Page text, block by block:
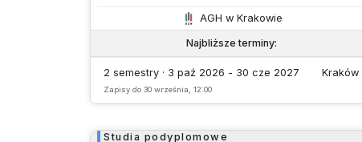
audytowania i kontroli systemów
bezpieczeństwarozwój praktycznych
umiejętności zarządzania bezpieczeństwem
informacjiProgram łączy aspekty
techniczne, organizacyjne i prawne
bezpieczeństwa informacj
AGH w Krakowie
Najbliższe terminy:
2 semestry · 3 paź 2026 - 30 cze 2027
Zapisy do 30 września, 12:00
Kraków
Studia podyplomowe